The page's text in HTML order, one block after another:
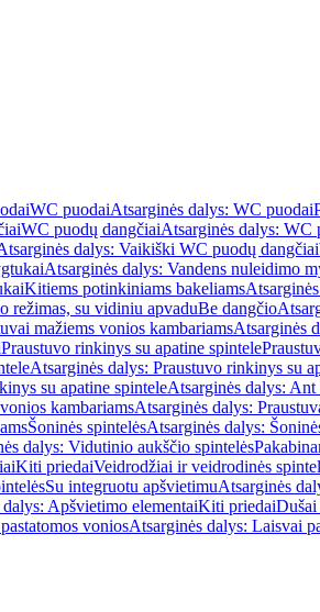
WC puodaiAtsarginės dalys: WC puodai
WC puodų dangčiaiAtsarginės dalys: WC
dalys: Vaikiški WC puodų dangčiai
Atsarginės dalys: Vandens nuleidimo
Kitiems potinkiniams bakeliams
režimas, su vidiniu apvaduBe dangčio
mažiems vonios kambariamsAtsarginės
Praustuvo rinkinys su apatine spintele
Atsarginės dalys: Praustuvo rinkinys su
su apatine spinteleAtsarginės dalys:
kambariamsAtsarginės dalys:
Šoninės spintelėsAtsarginės dalys:
dalys: Vidutinio aukščio spintelės
Kiti priedaiVeidrodžiai ir veidrodinės
Su integruotu apšvietimuAtsarginės
Apšvietimo elementaiKiti priedai
voniosAtsarginės dalys: Laisvai